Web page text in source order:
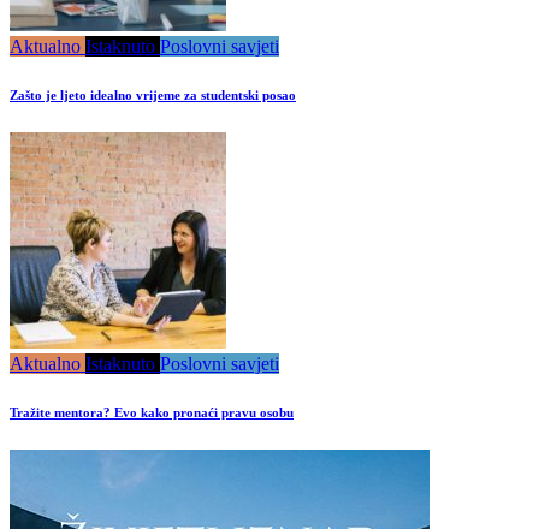
Aktualno Istaknuto Poslovni savjeti
Zašto je ljeto idealno vrijeme za studentski posao
Aktualno Istaknuto Poslovni savjeti
Tražite mentora? Evo kako pronaći pravu osobu